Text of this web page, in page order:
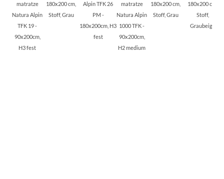
matratze
Natura Alpin
TFK 19 -
90x200cm,
H3 fest
180x200 cm,
Stoff, Grau
Alpin TFK 26
PM -
180x200cm, H3
fest
matratze
Natura Alpin
1000 TFK -
90x200cm,
H2 medium
180x200 cm,
Stoff, Grau
180x200 cm,
Stoff,
Graubeige